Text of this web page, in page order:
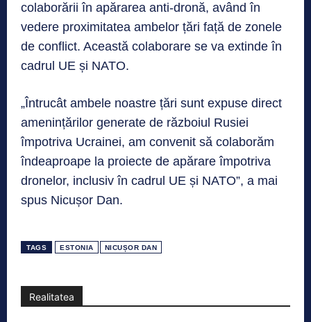
colaborării în apărarea anti-dronă, având în
vedere proximitatea ambelor țări față de zonele
de conflict. Această colaborare se va extinde în
cadrul UE și NATO.
„Întrucât ambele noastre țări sunt expuse direct
amenințărilor generate de războiul Rusiei
împotriva Ucrainei, am convenit să colaborăm
îndeaproape la proiecte de apărare împotriva
dronelor, inclusiv în cadrul UE și NATO”, a mai
spus Nicușor Dan.
TAGS ESTONIA NICUȘOR DAN
Realitatea